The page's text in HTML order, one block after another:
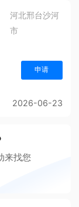
河北邢台沙河
市
申请
2026-06-23
来找您